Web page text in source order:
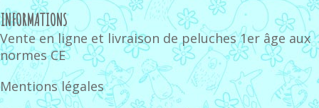
INFORMATIONS
Vente en ligne et livraison de peluches 1er âge aux
normes CE
Mentions légales